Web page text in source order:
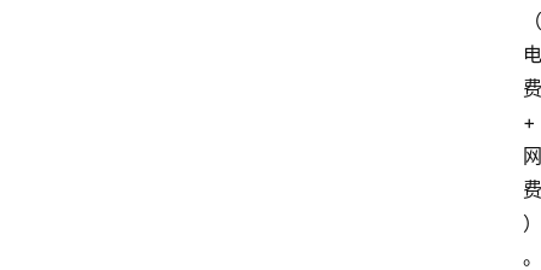
（
电
费
+
网
费
）
。